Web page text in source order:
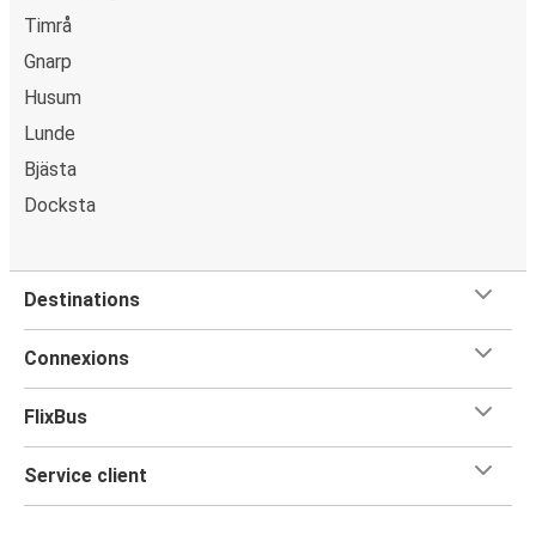
Timrå
Gnarp
Husum
Lunde
Bjästa
Docksta
Destinations
Connexions
FlixBus
Service client